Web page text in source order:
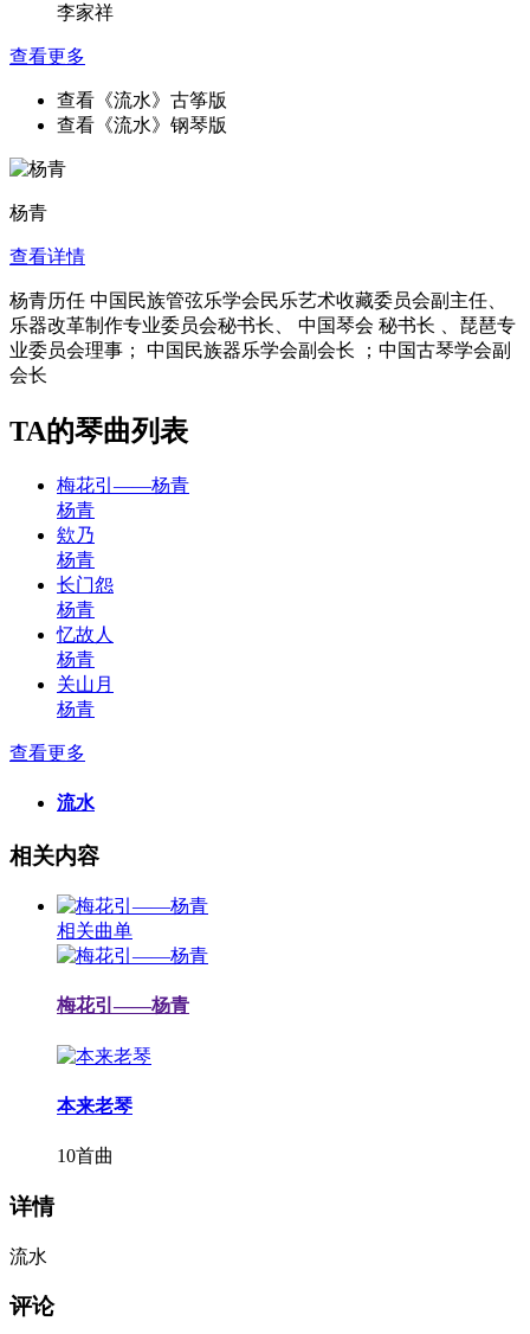
李家祥
查看更多
查看《流水》古筝版
查看《流水》钢琴版
杨青
查看详情
杨青历任 中国民族管弦乐学会民乐艺术收藏委员会副主任、
乐器改革制作专业委员会秘书长、 中国琴会 秘书长 、琵琶专
业委员会理事； 中国民族器乐学会副会长 ；中国古琴学会副
会长
TA的琴曲列表
梅花引——杨青
杨青
欸乃
杨青
长门怨
杨青
忆故人
杨青
关山月
杨青
查看更多
流水
相关内容
相关曲单
梅花引——杨青
本来老琴
10首曲
详情
流水
评论